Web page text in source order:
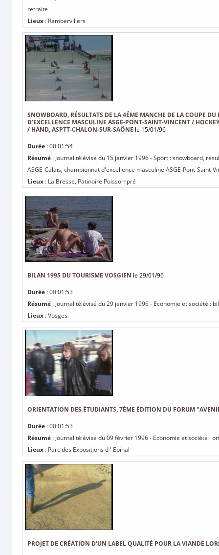
retraite
Lieux : Rambervillers
SNOWBOARD, RÉSULTATS DE LA 4ÉME MANCHE DE LA COUPE
D'EXCELLENCE MASCULINE ASGE-PONT-SAINT-VINCENT /
/ HAND, ASPTT-CHALON-SUR-SAÔNE le 15/01/96
Durée : 00:01:54
Résumé : Journal télévisé du 15 janvier 1996 - Sport : snowboard,
ASGE-Calais, championnat d'excellence masculine ASGE-Pont-Saint-
Lieux : La Bresse, Patinoire Poissompré
BILAN 1995 DU TOURISME VOSGIEN le 29/01/96
Durée : 00:01:53
Résumé : Journal télévisé du 29 janvier 1996 - Economie et société :
Lieux : Vosges
ORIENTATION DES ÉTUDIANTS, 7ÉME ÉDITION DU FORUM
Durée : 00:01:53
Résumé : Journal télévisé du 09 février 1996 - Economie et société :
Lieux : Parc des Expositions d ' Epinal
PROJET DE CRÉATION D'UN LABEL QUALITÉ POUR LA VIANDE